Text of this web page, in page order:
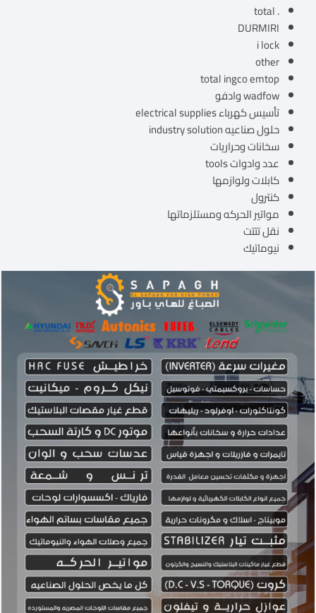
. total
DURMIRI
i lock
other
total ingco emtop
wadfow وادفو
تأسيس كهرباء electrical supplies
حلول صناعيه industry solution
سخانات وحراريات
عدد وادوات tools
كابلات ولوازمها
كنترول
مواتير الحركه ومستلزماتها
نقل تتتت
نيوماتيك